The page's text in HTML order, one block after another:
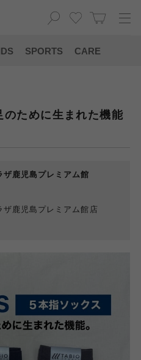
SPORTS CARE
のために生まれた機能
ザ鹿児島プレミアム館
ザ鹿児島プレミアム館店